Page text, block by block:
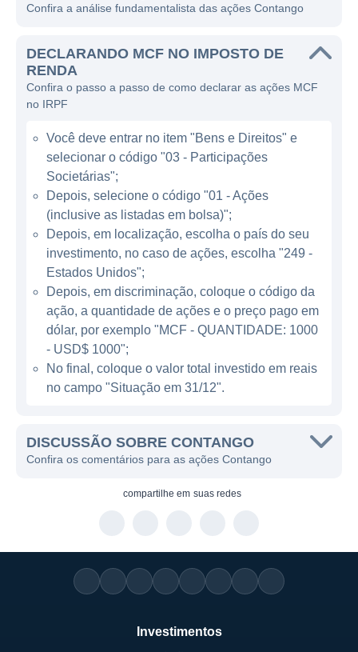
sustentáveis dentro do mercado energético.
A empresa ganha dinheiro por meio da
comercialização da energia que produz,
além de contratos de venda de energia no
mercado livre. A Contango propõe
atualmente um modelo de negócios que se
aproveita da crescente demanda por energia
limpa e renovável, aproveitando os
incentivos governamentais e a
conscientização sobre a sustentabilidade por
parte do consumidor. Este alinhamento com
as necessidades do mercado moderno tem
sido um fator crítico para seu crescimento.
ATUAÇÃO DA CONTANGO
A atuação da Contango está concentrada
principalmente no Brasil, onde as condições
empresa tem investido seus esforços no
desenvolvimento e na implementação de
projetos de infraestrutura que podem gerar
energia, a fim de garantir a eficiência
operacional e atender à demanda em
Além da geração de energia, a Contango
Confira a análise fundamentalista das ações Contango
DECLARANDO MCF NO IMPOSTO DE
RENDA
Confira o passo a passo de como declarar as ações MCF
no IRPF
Você deve entrar no item "Bens e Direitos" e
selecionar o código "03 - Participações
Societárias";
Depois, selecione o código "01 - Ações
(inclusive as listadas em bolsa)";
Depois, em localização, escolha o país do seu
investimento, no caso de ações, escolha "249 -
Estados Unidos";
Depois, em discriminação, coloque o código da
ação, a quantidade de ações e o preço pago em
dólar, por exemplo "MCF - QUANTIDADE: 1000
- USD$ 1000";
No final, coloque o valor total investido em reais
no campo "Situação em 31/12".
DISCUSSÃO SOBRE CONTANGO
Confira os comentários para as ações Contango
compartilhe em suas redes
Investimentos